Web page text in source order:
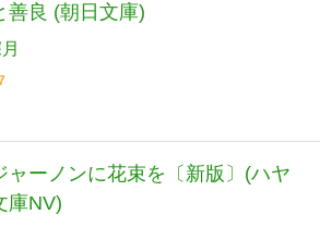
善良 (朝日文庫)
ャーノンに花束を〔新版〕(ハヤ
庫NV)